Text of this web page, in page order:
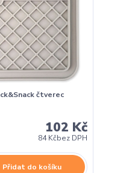
čtverec
102 Kč
84 Kčbez DPH
Přidat do košíku